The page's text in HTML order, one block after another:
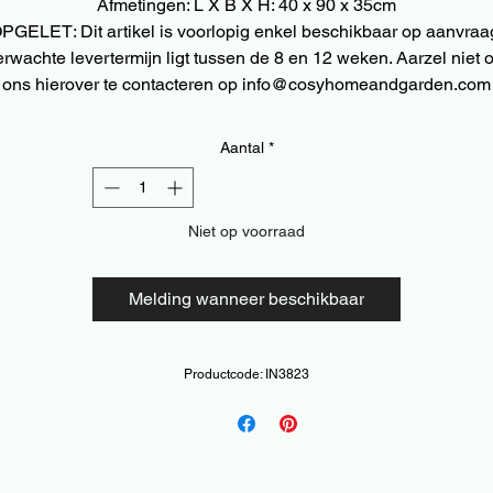
Afmetingen: L X B X H: 40 x 90 x 35cm
Dit artikel is voorlopig enkel beschikbaar op
levertermijn ligt tussen de 8 en 12 weken. Aarzel niet
ons hierover te contacteren op info@cosyhomeandgarden.com
Aantal *
Niet op voorraad
Melding wanneer beschikbaar
Productcode: IN3823